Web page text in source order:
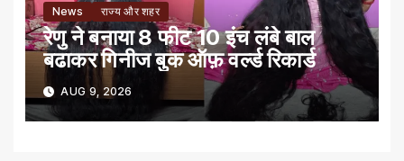
News राज्य और शहर
रेणु ने बनाया 8 फीट 10 इंच लंबे बाल
बढाकर गिनीज बुक ऑफ़ वर्ल्ड रिकार्ड
AUG 9, 2026